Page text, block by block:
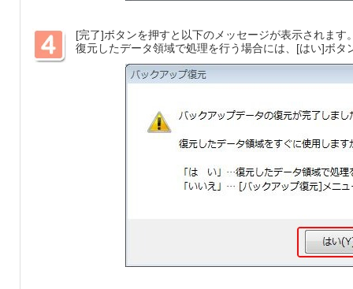
[完了]ボタンを押すと以下のメッセージが表示されます
復元したデータ領域で処理を行う場合には、[はい]ボタ